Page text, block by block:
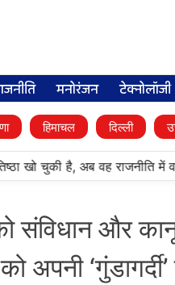
मनोरंजन टेक्नोलॉजी
हिमाचल दिल्ली
खो चुकी है, अब वह राजनीति
संविधान और
अपनी